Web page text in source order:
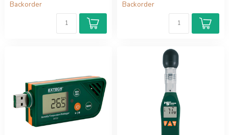
Backorder Backorder